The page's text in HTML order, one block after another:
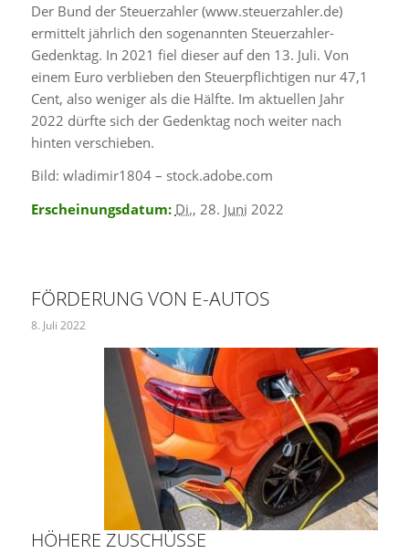
Der Bund der Steuerzahler (www.steuerzahler.de)
ermittelt jährlich den sogenannten Steuerzahler-
Gedenktag. In 2021 fiel dieser auf den 13. Juli. Von
einem Euro verblieben den Steuerpflichtigen nur 47,1
Cent, also weniger als die Hälfte. Im aktuellen Jahr
2022 dürfte sich der Gedenktag noch weiter nach
hinten verschieben.
Bild: wladimir1804 – stock.adobe.com
Erscheinungsdatum: Di., 28. Juni 2022
FÖRDERUNG VON E-AUTOS
8. Juli 2022
HÖHERE ZUSCHÜSSE